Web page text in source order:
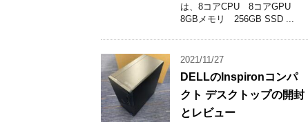
は、8コアCPU 8コアGPU
8GBメモリ 256GB SSD ...
2021/11/27
DELLのInspironコンパ
クト デスクトップの開封
とレビュー